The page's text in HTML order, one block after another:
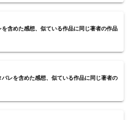
を含めた感想、似ている作品に同じ著者の作品
レを含めた感想、似ている作品に同じ著者の